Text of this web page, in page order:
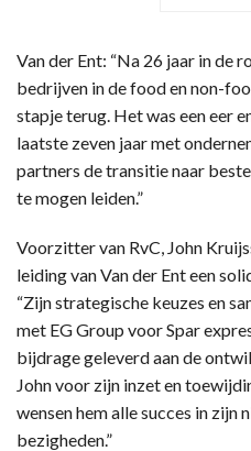
Van der Ent: “Na 26 jaar in de
bedrijven in de food en non-
stapje terug. Het was een eer
laatste zeven jaar met
partners de transitie naar
te mogen leiden.”
Voorzitter van RvC, John
leiding van Van der Ent een
“Zijn strategische keuzes en
met EG Group voor Spar
bijdrage geleverd aan de
John voor zijn inzet en
wensen hem alle succes in zijn
bezigheden.”